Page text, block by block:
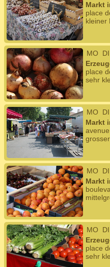
Markt
place
kleiner
MO DI
place
sehr
MO DI
Markt
MO DI
Markt
MO DI
place
sehr